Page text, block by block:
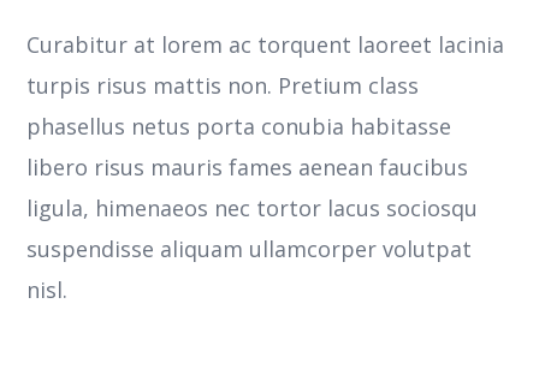
Curabitur at lorem ac torquent laoreet lacinia
turpis risus mattis non. Pretium class
phasellus netus porta conubia habitasse
libero risus mauris fames aenean faucibus
ligula, himenaeos nec tortor lacus sociosqu
suspendisse aliquam ullamcorper volutpat
nisl.